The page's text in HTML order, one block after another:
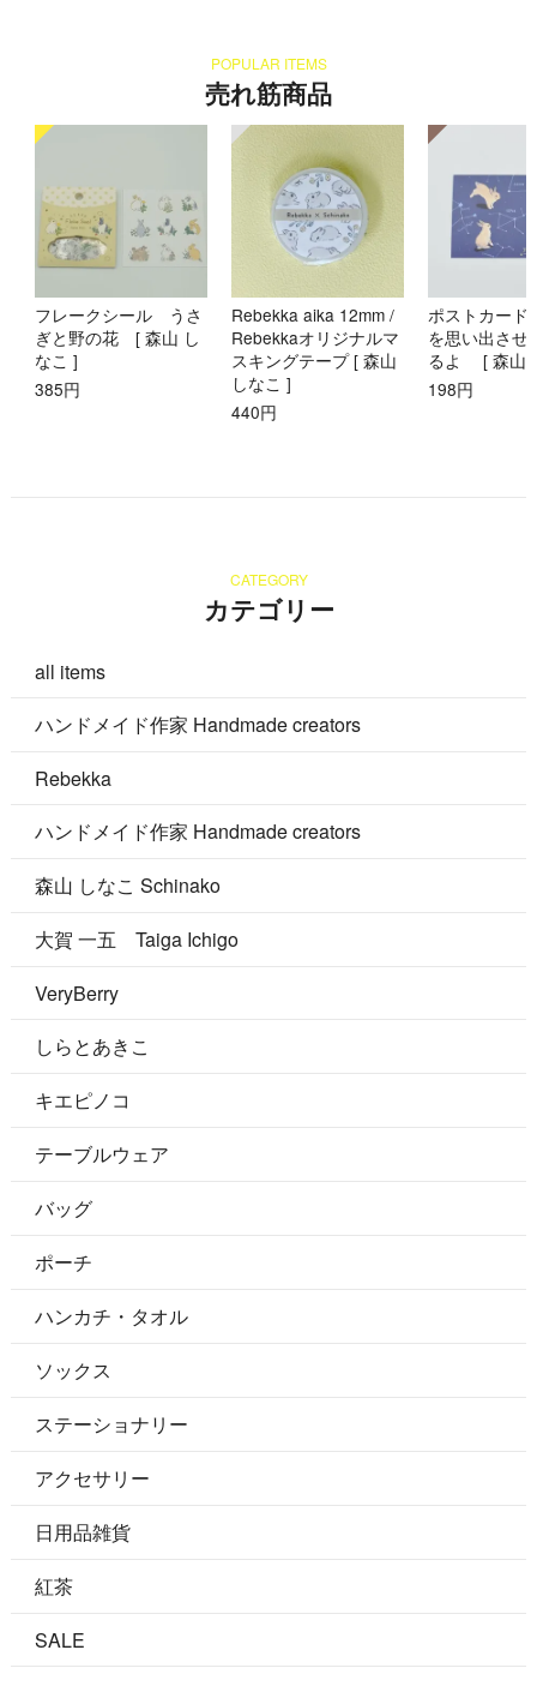
POPULAR ITEMS
売れ筋商品
フレークシール うさ
ぎと野の花 [ 森山 し
なこ ]
385円
Rebekka aika 12mm /
Rebekkaオリジナルマ
スキングテープ [ 森山
しなこ ]
440円
ポストカー
を思い出させ
るよ [ 森山
198円
CATEGORY
カテゴリー
all items
ハンドメイド作家 Handmade creators
Rebekka
ハンドメイド作家 Handmade creators
森山 しなこ Schinako
大賀 一五 Taiga Ichigo
VeryBerry
しらとあきこ
キエピノコ
テーブルウェア
バッグ
ポーチ
ハンカチ・タオル
ソックス
ステーショナリー
アクセサリー
日用品雑貨
紅茶
SALE